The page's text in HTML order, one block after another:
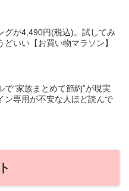
グが4,490円(税込)。試してみ
どいい【お買い物マラソン】
で“家族まとめて節約”が現実
ン専用が不安な人ほど読んで